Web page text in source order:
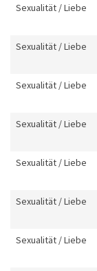
Sexualität / Liebe
Sexualität / Liebe
Sexualität / Liebe
Sexualität / Liebe
Sexualität / Liebe
Sexualität / Liebe
Sexualität / Liebe